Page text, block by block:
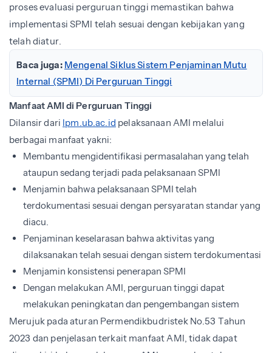
proses evaluasi perguruan tinggi memastikan bahwa
implementasi SPMI telah sesuai dengan kebijakan yang
telah diatur.
Baca juga: Mengenal Siklus Sistem Penjaminan Mutu
Internal (SPMI) Di Perguruan Tinggi
Manfaat AMI di Perguruan Tinggi
Dilansir dari lpm.ub.ac.id pelaksanaan AMI melalui
berbagai manfaat yakni:
Membantu mengidentifikasi permasalahan yang telah
ataupun sedang terjadi pada pelaksanaan SPMI
Menjamin bahwa pelaksanaan SPMI telah
terdokumentasi sesuai dengan persyaratan standar yang
diacu.
Penjaminan keselarasan bahwa aktivitas yang
dilaksanakan telah sesuai dengan sistem terdokumentasi
Menjamin konsistensi penerapan SPMI
Dengan melakukan AMI, perguruan tinggi dapat
melakukan peningkatan dan pengembangan sistem
Merujuk pada aturan Permendikbudristek No.53 Tahun
2023 dan penjelasan terkait manfaat AMI, tidak dapat